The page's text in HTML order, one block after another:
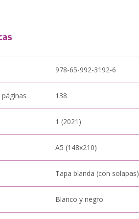
978-65-992-3192-6
138
1 (2021)
A5 (148x210)
Tapa blanda (con solapas)
Blanco y negro